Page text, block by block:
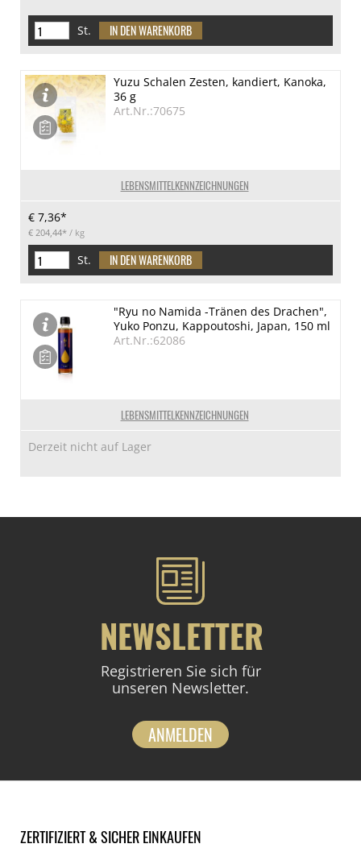
St.
LEBENSMITTELKENNZEICHNUNGEN
Yuzu Schalen Zesten, kandiert, Kanoka,
36 g
Art.Nr.:70675
€ 7,36*
€ 204,44* / kg
St.
LEBENSMITTELKENNZEICHNUNGEN
"Ryu no Namida -Tränen des Drachen",
Yuko Ponzu, Kappoutoshi, Japan, 150 ml
Art.Nr.:62086
Derzeit nicht auf Lager
NEWSLETTER
Registrieren Sie sich für
unseren Newsletter.
ANMELDEN
ZERTIFIZIERT & SICHER EINKAUFEN